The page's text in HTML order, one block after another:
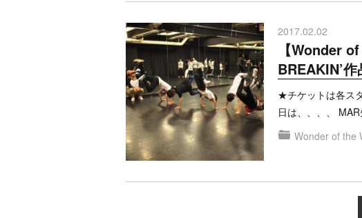
2017.02.02
【Wonder
BREAKIN’作
★チケットは各ス
日は、、、、
Wonder of the